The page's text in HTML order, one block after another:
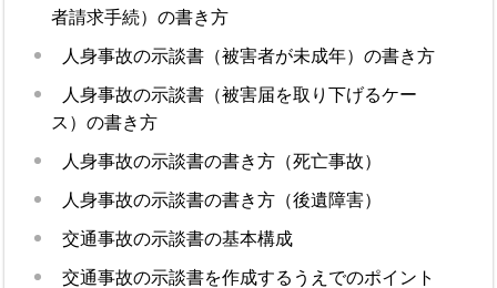
者請求手続）の書き方
人身事故の示談書（被害者が未成年）の書き方
人身事故の示談書（被害届を取り下げるケー
ス）の書き方
人身事故の示談書の書き方（死亡事故）
人身事故の示談書の書き方（後遺障害）
交通事故の示談書の基本構成
交通事故の示談書を作成するうえでのポイント